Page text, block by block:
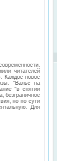
читателей
Каждое новое
"Вальс на
"в снятии
безграничное
но по сути
Для